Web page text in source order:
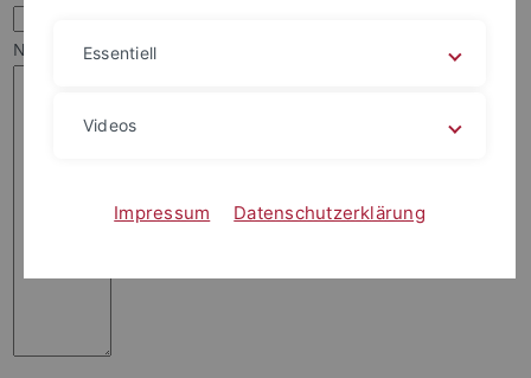
Nachricht:*Essentiell
Videos
Impressum Datenschutzerklärung